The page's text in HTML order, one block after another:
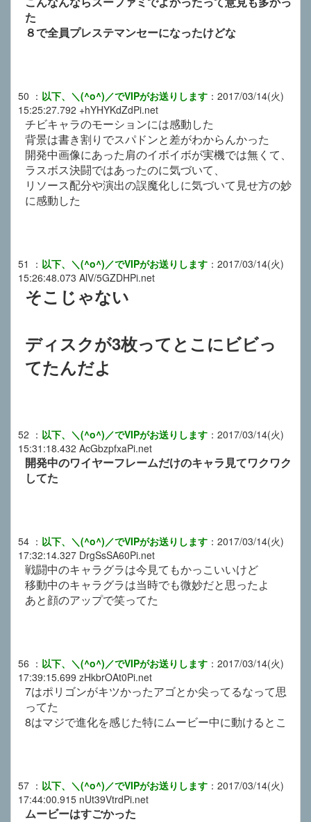
た
８で全員プレステマンセーになったけどな
50 ： 以下、＼(^o^)／でVIPがお送りします ： 2017/03/14(火)
15:25:27.792 +hYHYKdZdPi.net
チビキャラのモーションには感動した
背景は書き割りでスパドンと差がわからんかった
開発中画像にあった肩のイボイボが実機では無くて、
ラスボス決闘ではあったのに気づいて、
リソース配分や演出の誤魔化しに気づいて見せ方の妙
に感動した
51 ： 以下、＼(^o^)／でVIPがお送りします ： 2017/03/14(火)
15:26:48.073 AlV/5GZDHPi.net
そこじゃない
ディスクが3枚ってとこにビビっ
てたんだよ
52 ： 以下、＼(^o^)／でVIPがお送りします ： 2017/03/14(火)
15:31:18.432 AcGbzpfxaPi.net
開発中のワイヤーフレームだけのキャラ見てワクワク
してた
54 ： 以下、＼(^o^)／でVIPがお送りします ： 2017/03/14(火)
17:32:14.327 DrgSsSA60Pi.net
戦闘中のキャラグラは今見てもかっこいいけど
移動中のキャラグラは当時でも微妙だと思ったよ
あと顔のアップで笑ってた
56 ： 以下、＼(^o^)／でVIPがお送りします ： 2017/03/14(火)
17:39:15.699 zHkbrOAt0Pi.net
7はポリゴンがキツかったアゴとか尖ってるなって思
ってた
8はマジで進化を感じた特にムービー中に動けるとこ
57 ： 以下、＼(^o^)／でVIPがお送りします ： 2017/03/14(火)
17:44:00.915 nUt39VtrdPi.net
ムービーはすごかった